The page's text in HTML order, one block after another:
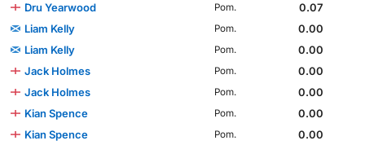
Dru Yearwood
Pom.
0.07
Liam Kelly
Pom.
0.00
Liam Kelly
Pom.
0.00
Jack Holmes
Pom.
0.00
Jack Holmes
Pom.
0.00
Kian Spence
Pom.
0.00
Kian Spence
Pom.
0.00